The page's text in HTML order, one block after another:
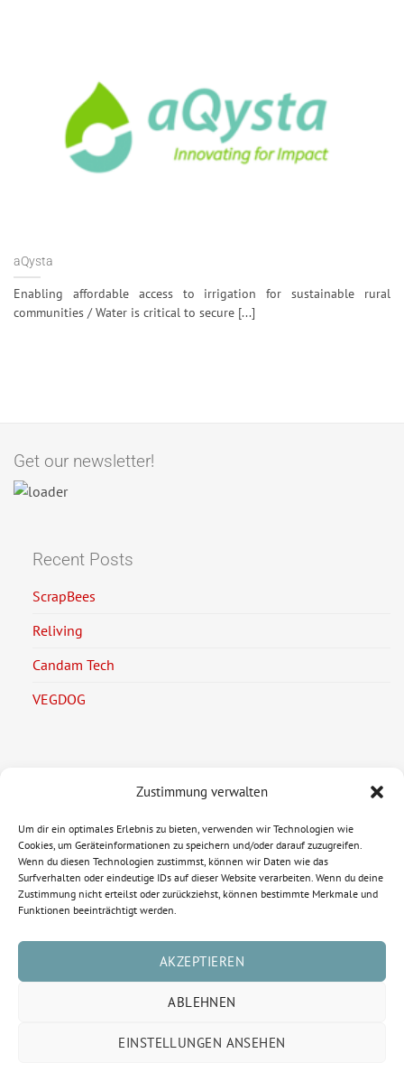
Zustimmung verwalten
Um dir ein optimales Erlebnis zu bieten, verwenden wir Technologien wie
Cookies, um Geräteinformationen zu speichern und/oder darauf zuzugreifen.
Wenn du diesen Technologien zustimmst, können wir Daten wie das
Surfverhalten oder eindeutige IDs auf dieser Website verarbeiten. Wenn du deine
Zustimmung nicht erteilst oder zurückziehst, können bestimmte Merkmale und
Funktionen beeinträchtigt werden.
AKZEPTIEREN
ABLEHNEN
EINSTELLUNGEN ANSEHEN
aQysta
Enabling affordable access to irrigation for sustainable rural
communities / Water is critical to secure [...]
Get our newsletter!
Recent Posts
ScrapBees
Reliving
Candam Tech
VEGDOG
Imprint
Privacy Policy